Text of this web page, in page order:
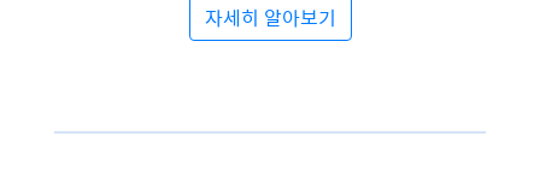
자세히 알아보기